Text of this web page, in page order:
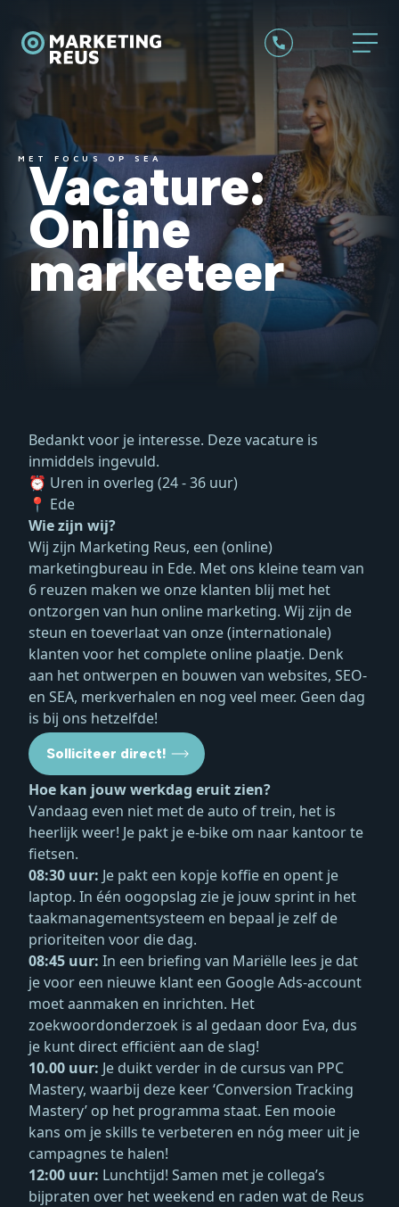
MET FOCUS OP SEA
Vacature:
Online
marketeer
Bedankt voor je interesse. Deze vacature is
inmiddels ingevuld.
⏰ Uren in overleg (24 - 36 uur)
📍 Ede
Wie zijn wij?
Wij zijn Marketing Reus, een (online)
marketingbureau in Ede. Met ons kleine team van
6 reuzen maken we onze klanten blij met het
ontzorgen van hun online marketing. Wij zijn de
steun en toeverlaat van onze (internationale)
klanten voor het complete online plaatje. Denk
aan het ontwerpen en bouwen van websites, SEO-
en SEA, merkverhalen en nog veel meer. Geen dag
is bij ons hetzelfde!
Solliciteer direct!
Hoe kan jouw werkdag eruit zien?
Vandaag even niet met de auto of trein, het is
heerlijk weer! Je pakt je e-bike om naar kantoor te
fietsen.
08:30 uur: Je pakt een kopje koffie en opent je
laptop. In één oogopslag zie je jouw sprint in het
taakmanagementsysteem en bepaal je zelf de
prioriteiten voor die dag.
08:45 uur: In een briefing van Mariëlle lees je dat
je voor een nieuwe klant een Google Ads-account
moet aanmaken en inrichten. Het
zoekwoordonderzoek is al gedaan door Eva, dus
je kunt direct efficiënt aan de slag!
10.00 uur: Je duikt verder in de cursus van PPC
Mastery, waarbij deze keer ‘Conversion Tracking
Mastery’ op het programma staat. Een mooie
kans om je skills te verbeteren en nóg meer uit je
campagnes te halen!
12:00 uur: Lunchtijd! Samen met je collega’s
bijpraten over het weekend en raden wat de Reus